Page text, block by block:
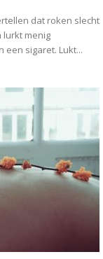
dat roken slecht
lurkt menig
een sigaret. Lukt...